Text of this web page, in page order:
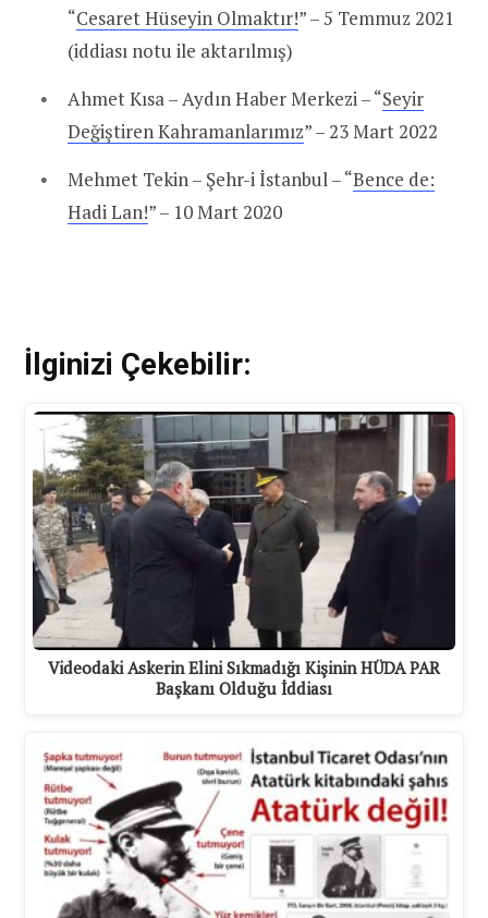
“Cesaret Hüseyin Olmaktır!” – 5 Temmuz 2021
(iddiası notu ile aktarılmış)
Ahmet Kısa – Aydın Haber Merkezi – “Seyir
Değiştiren Kahramanlarımız” – 23 Mart 2022
Mehmet Tekin – Şehr-i İstanbul – “Bence de:
Hadi Lan!” – 10 Mart 2020
İlginizi Çekebilir:
Videodaki Askerin Elini Sıkmadığı Kişinin HÜDA PAR
Başkanı Olduğu İddiası